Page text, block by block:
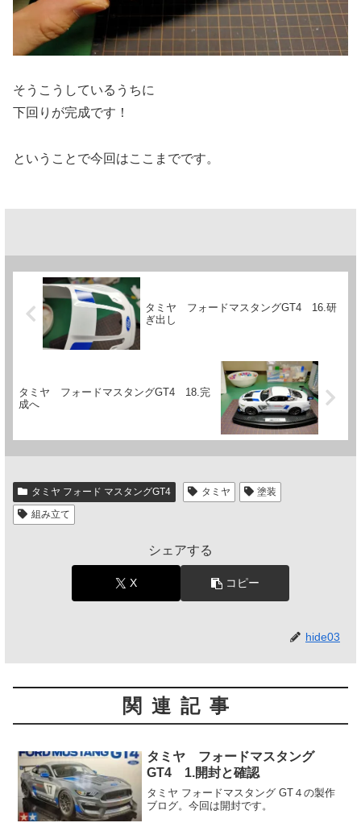
そうこうしているうちに
下回りが完成です！
ということで今回はここまでです。
タミヤ フォードマスタングGT4 16.研
ぎ出し
タミヤ フォードマスタングGT4 18.完
成へ
タミヤ フォード マスタングGT4 タミヤ
塗装
組み立て
シェアする
X コピー
hide03
関連記事
タミヤ フォードマスタング
GT4 1.開封と確認
タミヤ フォードマスタング GT４の製作
ブログ。今回は開封です。